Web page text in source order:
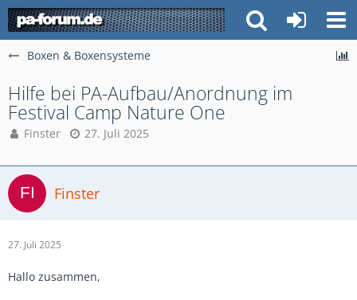
Boxen & Boxensysteme
Hilfe bei PA-Aufbau/Anordnung im
Festival Camp Nature One
Finster 27. Juli 2025
Finster
27. Juli 2025
Hallo zusammen,